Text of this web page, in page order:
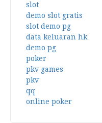
slot
demo slot gratis
slot demo pg
data keluaran hk
demo pg
poker
pkv games
pkv
qq
online poker